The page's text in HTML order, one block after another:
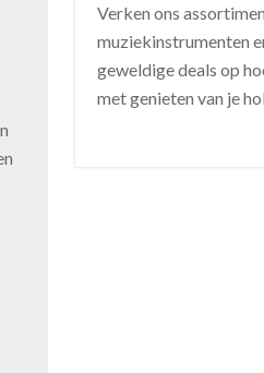
Verken ons
muziekinstrumenten
geweldige deals op
met genieten van je